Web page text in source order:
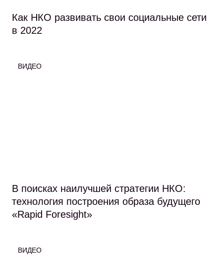
Как НКО развивать свои социальные сети
в 2022
ВИДЕО
В поисках наилучшей стратегии НКО:
технология построения образа будущего
«Rapid Foresight»
ВИДЕО